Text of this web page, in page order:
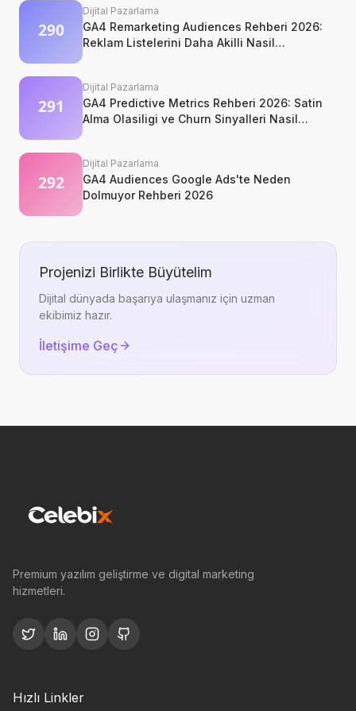
Dijital Pazarlama
GA4 Remarketing Audiences Rehberi 2026:
Reklam Listelerini Daha Akilli Nasil
Dijital Pazarlama
GA4 Predictive Metrics Rehberi 2026: Satin
Alma Olasiligi ve Churn Sinyalleri Nasil
Dijital Pazarlama
GA4 Audiences Google Ads'te Neden
Dolmuyor Rehberi 2026
Projenizi Birlikte Büyütelim
Dijital dünyada başarıya ulaşmanız için uzman
ekibimiz hazır.
İletişime Geç
Premium yazılım geliştirme ve digital marketing
hizmetleri.
Hızlı Linkler